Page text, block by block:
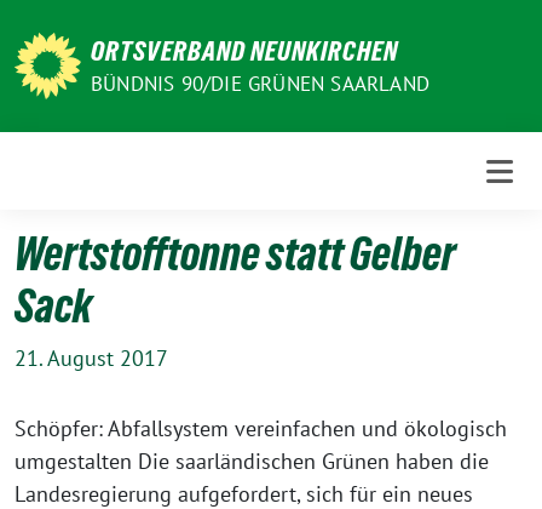
zum
Inhalt
ORTSVERBAND NEUNKIRCHEN
BÜNDNIS 90/DIE GRÜNEN SAARLAND
Wertstofftonne statt Gelber
Sack
21. August 2017
Schöpfer: Abfallsystem vereinfachen und ökologisch
umgestalten Die saarländischen Grünen haben die
Landesregierung aufgefordert, sich für ein neues